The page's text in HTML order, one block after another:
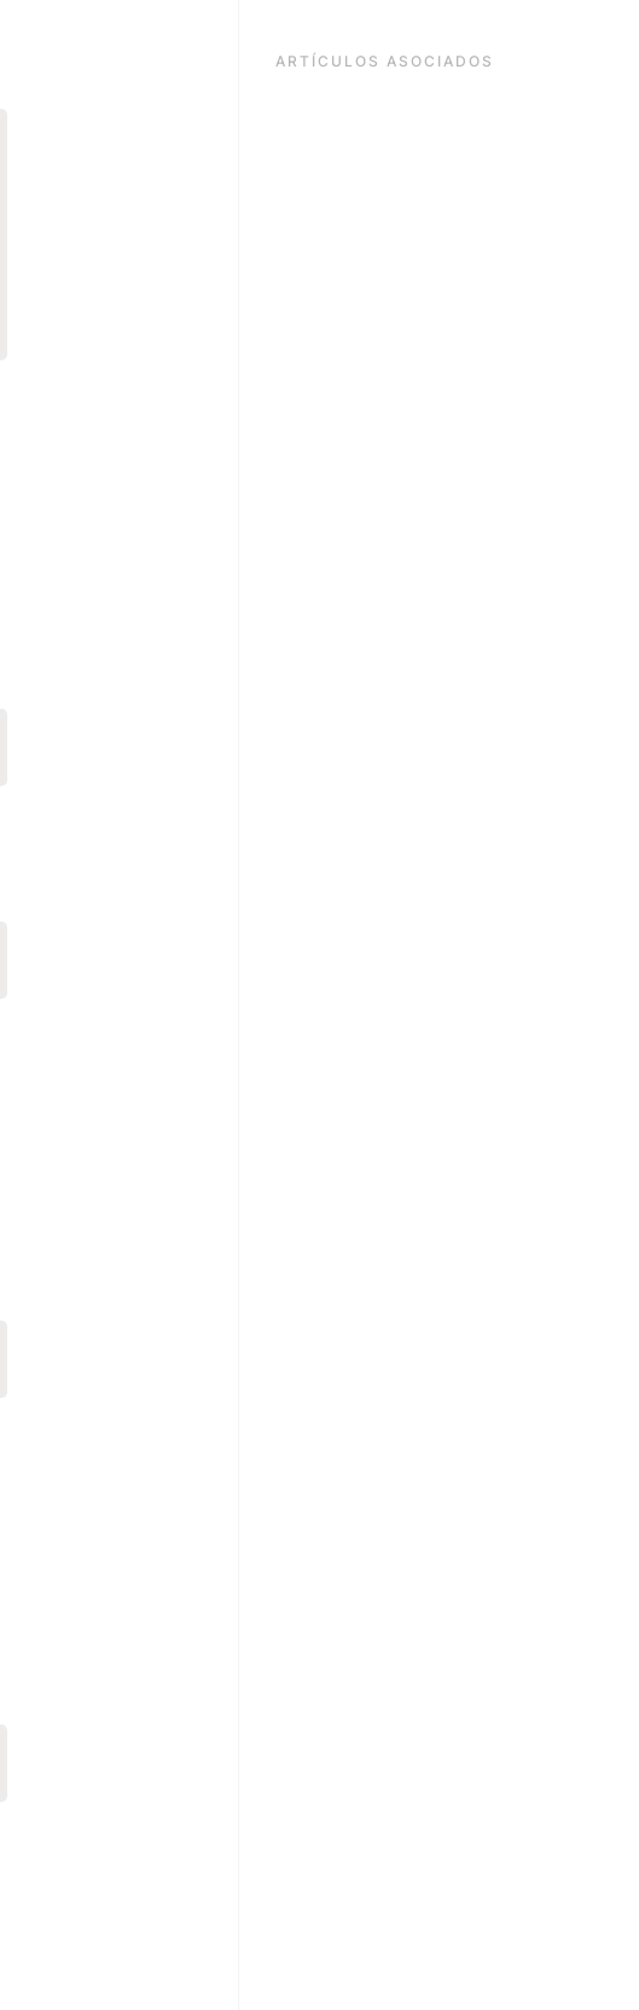
ARTÍCULOS ASOCIADOS